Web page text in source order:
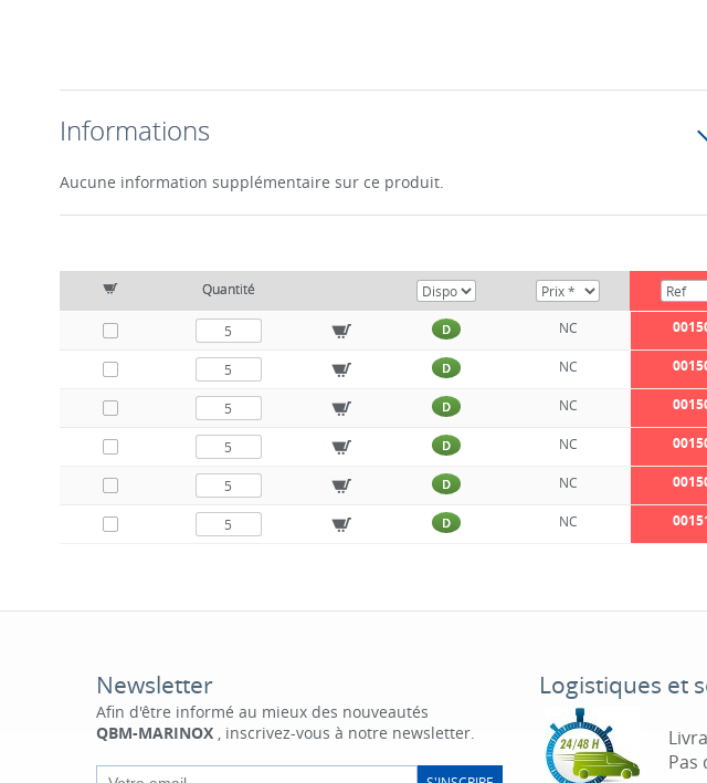
Informations
Aucune information supplémentaire sur ce produit.
Quantité
D NC
D NC
D NC
D NC
D NC
D NC
Newsletter
Afin d'être informé au mieux des nouveautés
QBM-MARINOX, inscrivez-vous à notre newsletter.
Logistiques et
Pas